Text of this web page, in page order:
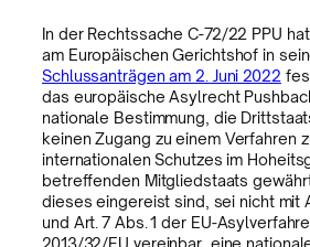
In der Rechtssache C-72/22 PPU
am Europäischen Gerichtshof in
Schlussanträgen am 2. Juni 2022
das europäische Asylrecht
nationale Bestimmung, die
keinen Zugang zu einem Verfahren
internationalen Schutzes im
betreffenden Mitgliedstaats
dieses eingereist sind, sei nicht mit
und Art. 7 Abs. 1 der EU-
2013/32/EU vereinbar, eine